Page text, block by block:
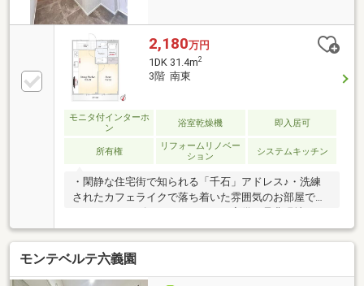
2,180万円
1DK 31.4m2
3階 南東
モニタ付インターホ
ン
浴室乾燥機 即入居可
所有権
リフォームリノベー
ション
システムキッチン
・閑静な住宅街で知られる「千石」アドレス♪・洗練
されたカフェライクで落ち着いた雰囲気のお部屋で
体感ください。・家具家電はプレゼント！・新品エア
コン１台設置済みです。・南東向きにつき陽当たり良
好・追い焚き機能、浴室乾燥機能付きです。・当社売
主です。・投資用物件としてもご検討ください。
モンテベルテ六義園